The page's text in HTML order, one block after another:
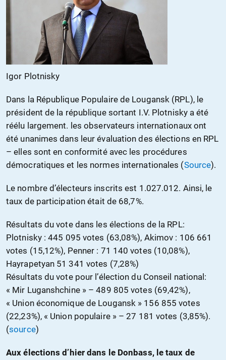
Igor Plotnisky
Dans la République Populaire de Lougansk (RPL), le
président de la république sortant I.V. Plotnisky a été
réélu largement. les observateurs internationaux ont
été unanimes dans leur évaluation des élections en RPL
– elles sont en conformité avec les procédures
démocratiques et les normes internationales (Source).
Le nombre d’électeurs inscrits est 1.027.012. Ainsi, le
taux de participation était de 68,7%.
Résultats du vote dans les élections de la RPL:
Plotnisky : 445 095 votes (63,08%), Akimov : 106 661
votes (15,12%), Penner : 71 140 votes (10,08%),
Hayrapetyan 51 341 votes (7,28%)
Résultats du vote pour l’élection du Conseil national:
« Mir Luganshchine » – 489 805 votes (69,42%),
« Union économique de Lougansk » 156 855 votes
(22,23%), « Union populaire » – 27 181 votes (3,85%).
(source)
Aux élections d’hier dans le Donbass, le taux de